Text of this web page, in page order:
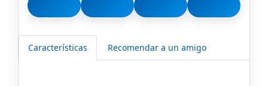
Características Recomendar a un amigo